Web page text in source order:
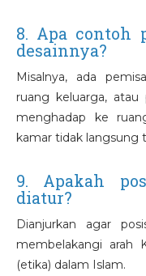
8. Apa contoh
desainnya?
Misalnya, ada
ruang keluarga,
menghadap ke
kamar tidak langsung
9. Apakah
diatur?
Dianjurkan agar
membelakangi arah
(etika) dalam Islam.